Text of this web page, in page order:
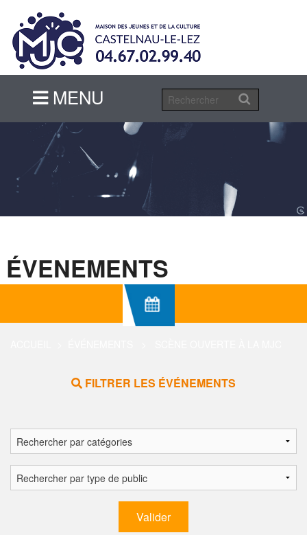
MENU
ÉVENEMENTS
FILTRER LES ÉVÉNEMENTS